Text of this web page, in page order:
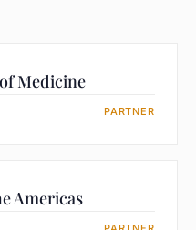
Medicine
PARTNER
Americas